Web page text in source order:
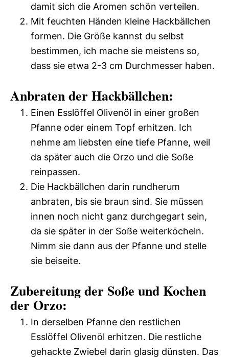
damit sich die Aromen schön verteilen.
Mit feuchten Händen kleine Hackbällchen
formen. Die Größe kannst du selbst
bestimmen, ich mache sie meistens so,
dass sie etwa 2-3 cm Durchmesser haben.
Anbraten der Hackbällchen:
Einen Esslöffel Olivenöl in einer großen
Pfanne oder einem Topf erhitzen. Ich
nehme am liebsten eine tiefe Pfanne, weil
da später auch die Orzo und die Soße
reinpassen.
Die Hackbällchen darin rundherum
anbraten, bis sie braun sind. Sie müssen
innen noch nicht ganz durchgegart sein,
da sie später in der Soße weiterköcheln.
Nimm sie dann aus der Pfanne und stelle
sie beiseite.
Zubereitung der Soße und Kochen
der Orzo:
In derselben Pfanne den restlichen
Esslöffel Olivenöl erhitzen. Die restliche
gehackte Zwiebel darin glasig dünsten. Das